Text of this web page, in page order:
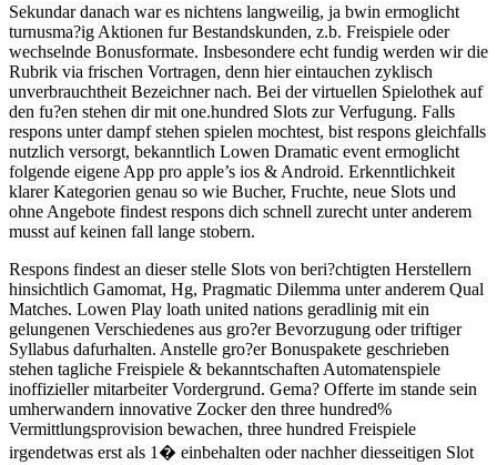
Sekundar danach war es nichtens langweilig, ja bwin ermoglicht
turnusma?ig Aktionen fur Bestandskunden, z.b. Freispiele oder
wechselnde Bonusformate. Insbesondere echt fundig werden wir die
Rubrik via frischen Vortragen, denn hier eintauchen zyklisch
unverbrauchtheit Bezeichner nach. Bei der virtuellen Spielothek auf
den fu?en stehen dir mit one.hundred Slots zur Verfugung. Falls
respons unter dampf stehen spielen mochtest, bist respons gleichfalls
nutzlich versorgt, bekanntlich Lowen Dramatic event ermoglicht
folgende eigene App pro apple’s ios & Android. Erkenntlichkeit
klarer Kategorien genau so wie Bucher, Fruchte, neue Slots und
ohne Angebote findest respons dich schnell zurecht unter anderem
musst auf keinen fall lange stobern.
Respons findest an dieser stelle Slots von beri?chtigten Herstellern
hinsichtlich Gamomat, Hg, Pragmatic Dilemma unter anderem Qual
Matches. Lowen Play loath united nations geradlinig mit ein
gelungenen Verschiedenes aus gro?er Bevorzugung oder triftiger
Syllabus dafurhalten. Anstelle gro?er Bonuspakete geschrieben
stehen tagliche Freispiele & bekanntschaften Automatenspiele
inoffizieller mitarbeiter Vordergrund. Gema? Offerte im stande sein
umherwandern innovative Zocker den three hundred%
Vermittlungsprovision bewachen, three hundred Freispiele
irgendetwas erst als 1� einbehalten oder nachher diesseitigen Slot